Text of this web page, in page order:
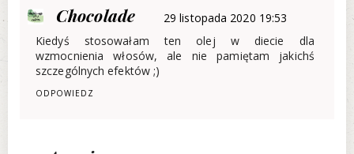
Chocolade
29 listopada 2020 19:53
Kiedyś stosowałam ten olej w diecie dla
wzmocnienia włosów, ale nie pamiętam jakichś
szczególnych efektów ;)
ODPOWIEDZ